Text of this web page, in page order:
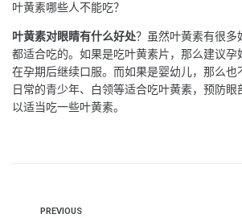
叶黄素哪些人不能吃？
叶黄素对眼睛有什么好处？虽然叶黄素有很多
都适合吃的。如果是吃叶黄素片，那么建议孕
在孕期后继续口服。而如果是婴幼儿，那么也
日常的青少年、白领等适合吃叶黄素，预防
以适当吃一些叶黄素。
PREVIOUS